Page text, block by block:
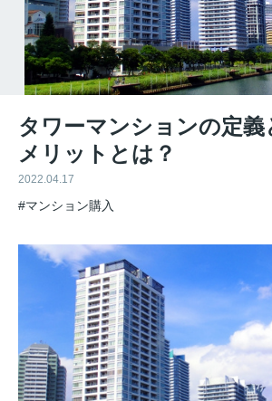
タワーマンションの定義
メリットとは？
2022.04.17
#マンション購入